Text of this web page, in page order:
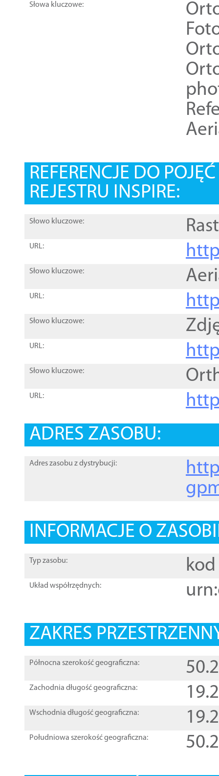
Słowa kluczowe:
REFERENCJE DO
REJESTRU INSPIRE:
Słowo kluczowe:
URL:
Słowo kluczowe:
URL:
Słowo kluczowe:
URL:
Słowo kluczowe:
URL:
ADRES ZASOBU:
Adres zasobu z dystrybucji:
INFORMACJE O
Typ zasobu: kod
Układ współrzędnych:
ZAKRES
Północna szerokość geograficzna:
Zachodnia długość geograficzna:
Wschodnia długość geograficzna:
Południowa szerokość geograficzna: